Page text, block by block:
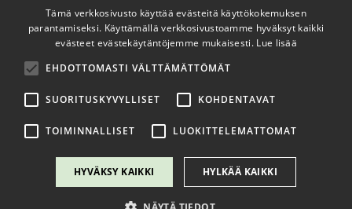
Tietosuojaseloste
Eettiset periaatteet (pdf)
Miten voit auttaa?
Lahjoita
Liity kannatusjäseneksi
Copyright @ SASK 2024
FINNISH
Tämä verkkosivusto käyttää evästeitä käyttökokemuksen
parantamiseksi. Käyttämällä verkkosivustoamme hyväksyt kaikki
evästeet evästekäytäntöjemme mukaisesti. Lue lisää
EHDOTTOMASTI VÄLTTÄMÄTTÖMÄT
SUORITUSKYVYLLISET KOHDENTAVAT
TOIMINNALLISET LUOKITTELEMATTOMAT
HYVÄKSY KAIKKI HYLKÄÄ KAIKKI